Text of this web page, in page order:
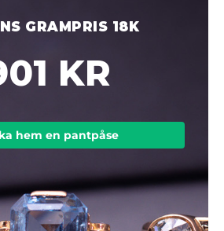
GRAMPRIS 18K
KR
hem en pantpåse